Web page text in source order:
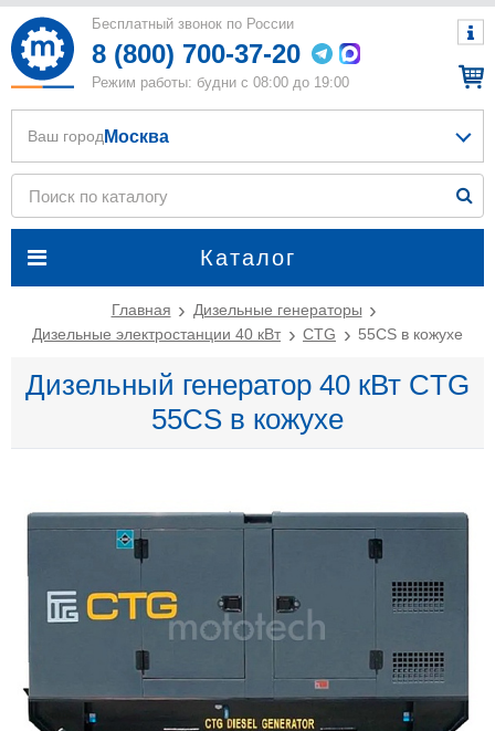
Бесплатный звонок по России
8 (800) 700-37-20
Режим работы: будни с 08:00 до 19:00
Каталог
Ваш город Москва
Главная
Дизельные генераторы
Дизельные электростанции 40 кВт
CTG 55CS в кожухе
Дизельный генератор 40 кВт CTG
55CS в кожухе